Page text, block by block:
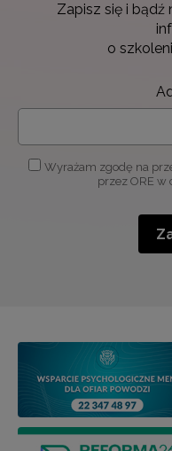
Zapisz się i bądź
o
Wyrażam zgodę na
przez ORE